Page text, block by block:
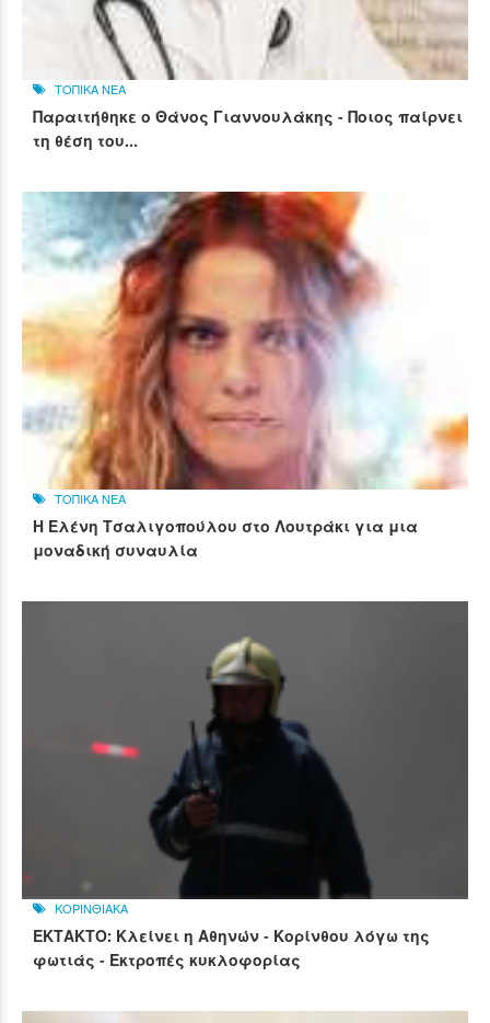
ΤΟΠΙΚΑ ΝΕΑ
Παραιτήθηκε ο Θάνος Γιαννουλάκης - Ποιος παίρνει
τη θέση του...
ΤΟΠΙΚΑ ΝΕΑ
Η Ελένη Τσαλιγοπούλου στο Λουτράκι για μια
μοναδική συναυλία
ΚΟΡΙΝΘΙΑΚΑ
ΕΚΤΑΚΤΟ: Κλείνει η Αθηνών - Κορίνθου λόγω της
φωτιάς - Εκτροπές κυκλοφορίας